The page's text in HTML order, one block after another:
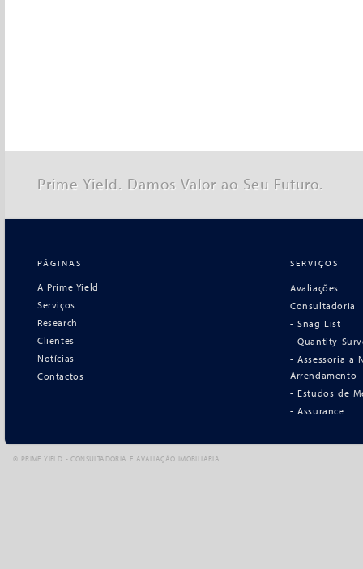
Prime Yield. Damos Valor ao Seu Futuro.
PÁGINAS
A Prime Yield
Serviços
Research
Clientes
Notícias
Contactos
SERVIÇOS
Avaliações
Consultadoria
- Snag List
- Quantity
- Assessoria a
Arrendamento
- Estudos de
- Assurance
© PRIME YIELD - CONSULTADORIA E AVALIAÇÃO IMOBILIÁRIA